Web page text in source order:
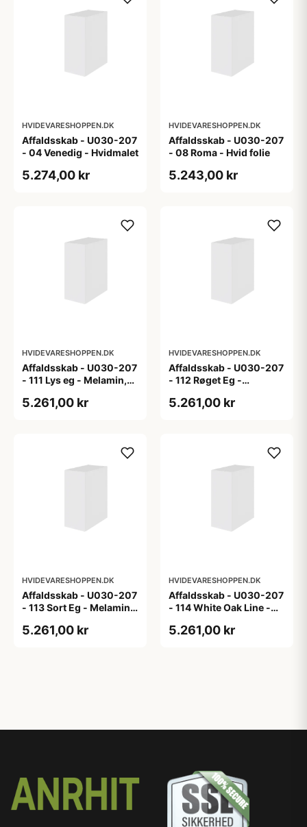
HVIDEVARESHOPPEN.DK
Affaldsskab - U030-207
- 04 Venedig - Hvidmalet
5.274,00 kr
HVIDEVARESHOPPEN.DK
Affaldsskab - U030-207
- 08 Roma - Hvid folie
5.243,00 kr
HVIDEVARESHOPPEN.DK
Affaldsskab - U030-207
- 111 Lys eg - Melamin,
5.261,00 kr
HVIDEVARESHOPPEN.DK
Affaldsskab - U030-207
- 112 Røget Eg -
5.261,00 kr
HVIDEVARESHOPPEN.DK
Affaldsskab - U030-207
- 113 Sort Eg - Melamin,
5.261,00 kr
HVIDEVARESHOPPEN.DK
Affaldsskab - U030-207
- 114 White Oak Line -
5.261,00 kr